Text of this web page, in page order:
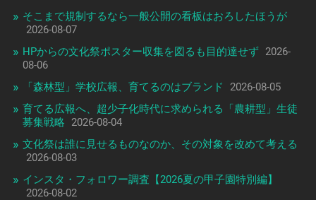
そこまで規制するなら一般公開の看板はおろしたほうが
2026-08-07
HPからの文化祭ポスター収集を図るも目的達せず 2026-
08-06
「森林型」学校広報、育てるのはブランド
2026-08-05
育てる広報へ、超少子化時代に求められる「農耕型」生徒
募集戦略
2026-08-04
文化祭は誰に見せるものなのか、その対象を改めて考える
2026-08-03
インスタ・フォロワー調査【2026夏の甲子園特別編】
2026-08-02